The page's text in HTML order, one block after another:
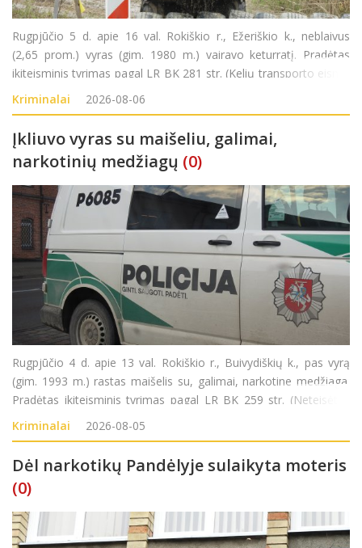
Rugpjūčio 5 d. apie 16 val. Rokiškio r., Ežeriškio k., neblaivus
(2,65 prom.) vyras (gim. 1980 m.) vairavo keturratį. Pradėtas
ikiteisminis tyrimas pagal LR BK 281 str. (Kelių transporto eismo
saugumo ar transporto priemonių eksploatavimo taisyklių
pažeidimas).
Kriminalai 2026-08-06
Įkliuvo vyras su maišeliu, galimai,
narkotinių medžiagų (0)
Rugpjūčio 4 d. apie 13 val. Rokiškio r., Buivydiškių k., pas vyrą
(gim. 1993 m.) rastas maišelis su, galimai, narkotine medžiaga.
Pradėtas ikiteisminis tyrimas pagal LR BK 259 str. (Neteisėtas
disponavimas narkotinėmis ar psichotropinėmis medžiagomis
be tikslo jas platinti
Kriminalai 2026-08-05
Dėl narkotikų Pandėlyje sulaikyta moteris
(0)